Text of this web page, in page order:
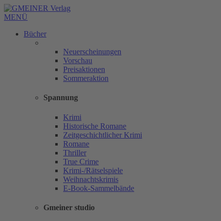
MENÜ
Bücher
Neuerscheinungen
Vorschau
Preisaktionen
Sommeraktion
Spannung
Krimi
Historische Romane
Zeitgeschichtlicher Krimi
Romane
Thriller
True Crime
Krimi-/Rätselspiele
Weihnachtskrimis
E-Book-Sammelbände
Gmeiner studio